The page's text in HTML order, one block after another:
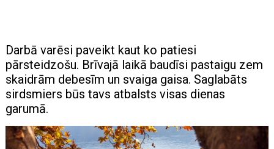
Darbā varēsi paveikt kaut ko patiesi
pārsteidzošu. Brīvajā laikā baudīsi pastaigu zem
skaidrām debesīm un svaiga gaisa. Saglabāts
sirdsmiers būs tavs atbalsts visas dienas
garumā.